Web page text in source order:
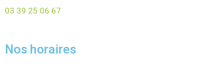
03 39 25 06 67
Nos horaires